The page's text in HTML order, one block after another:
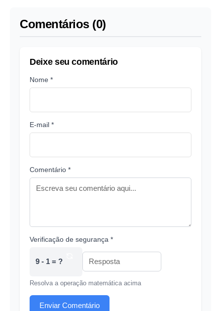
Comentários (0)
Deixe seu comentário
Nome *
E-mail *
Comentário *
Verificação de segurança *
9 - 1 = ?
Resolva a operação matemática acima
Enviar Comentário